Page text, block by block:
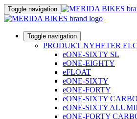
Toggle navigation
Toggle navigation
PRODUKT NYHETER
eONE-SIXTY SL
eONE-EIGHTY
eFLOAT
eONE-SIXTY
eONE-FORTY
eONE-SIXTY
eONE-SIXTY
eONE-FORTY